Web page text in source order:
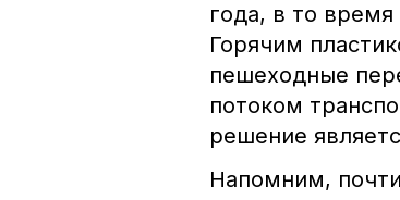
года, в то
Горячим
пешеходные
потоком
решение
Напомним,